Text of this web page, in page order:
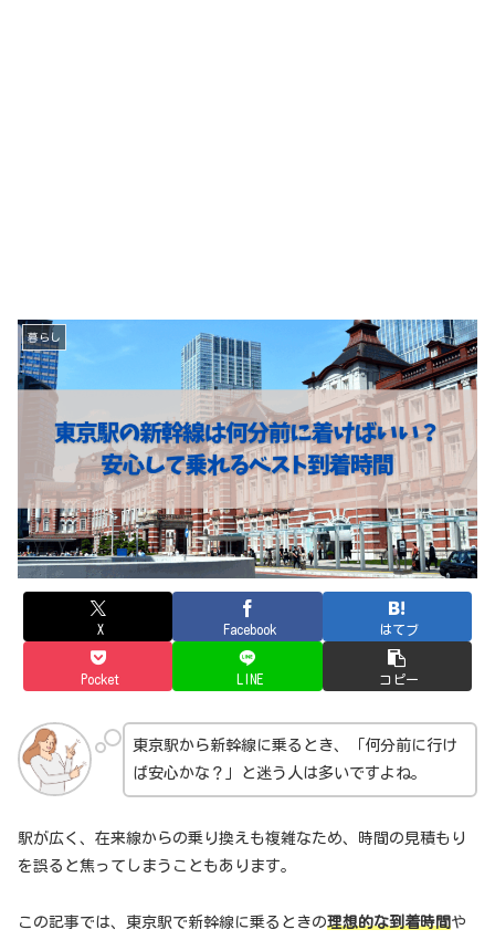
暮らし
X Facebook はてブ
Pocket LINE コピー
東京駅から新幹線に乗るとき、「何分前に行け
ば安心かな？」と迷う人は多いですよね。
駅が広く、在来線からの乗り換えも複雑なため、時間の見積もり
を誤ると焦ってしまうこともあります。
この記事では、東京駅で新幹線に乗るときの理想的な到着時間 や